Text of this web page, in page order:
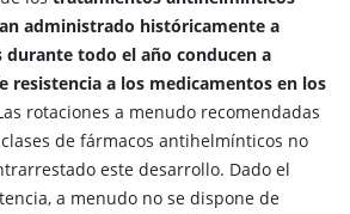
administrado históricamente a
durante todo el año conducen a
resistencia a los medicamentos en los
rotaciones a menudo recomendadas
de fármacos antihelmínticos no
este desarrollo. Dado el
a menudo no se dispone de